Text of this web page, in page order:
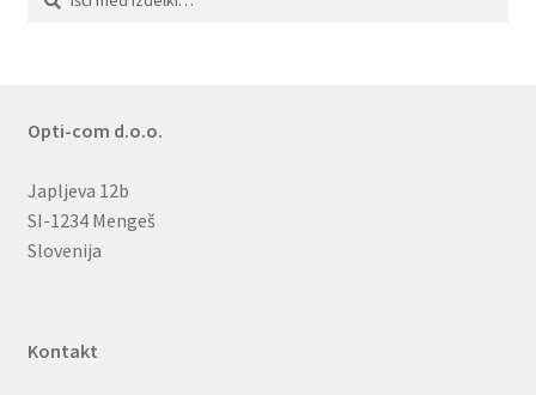
Opti-com d.o.o.
Japljeva 12b
SI-1234 Mengeš
Slovenija
Kontakt